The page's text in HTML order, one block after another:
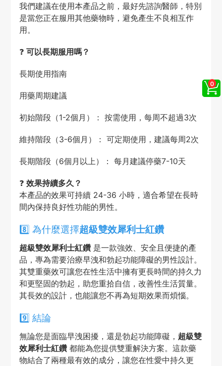
我們建議在使用本產品之前，最好先諮詢醫師，特別
是當您正在服用其他藥物時，避免產生不良相互作
用。
❓ 可以長期服用嗎？
長期使用指南
用藥周期建議
初始階段（1-2個月）： 按需使用，每周不超過3次
維持階段（3-6個月）： 可定期使用，建議每周2次
長期階段（6個月以上）： 每月建議停藥7-10天
❓ 效果持續多久？
本產品的效果可持續 24-36 小時，適合希望在長時
間內保持良好性功能的男性。
8️⃣ 為什麼選擇超級雙效犀利士紅鑽
超級雙效犀利士紅鑽是一款強效、安全且便捷的產
品，專為需要治療早洩和勃起功能障礙的男性設計。
其雙重藥效可讓您在性生活中擁有更長時間的持久力
和更堅固的勃起，助您重拾自信，改善性生活質量。
其長效的設計，也能讓您不再為短期效果而煩惱。
9️⃣ 結論
無論您是面臨早洩困擾，還是勃起功能障礙， 超級雙
效犀利士紅鑽都能為您提供雙重解決方案。這款藥
物結合了兩種最有效的成分，讓您在性愛中持久更